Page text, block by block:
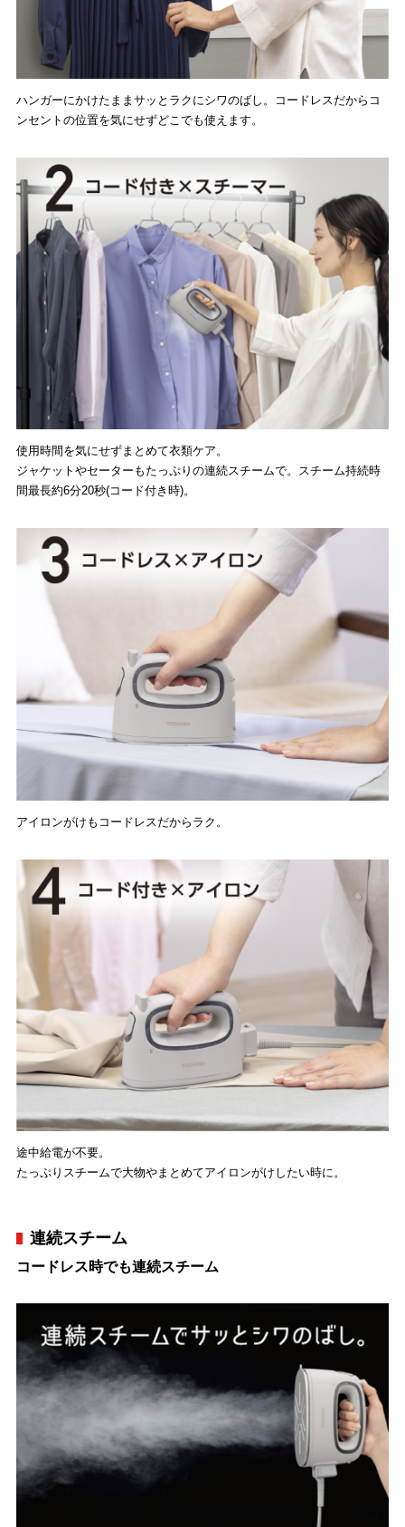
ハンガーにかけたままサッとラクにシワのばし。コードレスだからコ
ンセントの位置を気にせずどこでも使えます。
使用時間を気にせずまとめて衣類ケア。
ジャケットやセーターもたっぷりの連続スチームで。スチーム持続時
間最長約6分20秒(コード付き時)。
アイロンがけもコードレスだからラク。
途中給電が不要。
たっぷりスチームで大物やまとめてアイロンがけしたい時に。
連続スチーム
コードレス時でも連続スチーム